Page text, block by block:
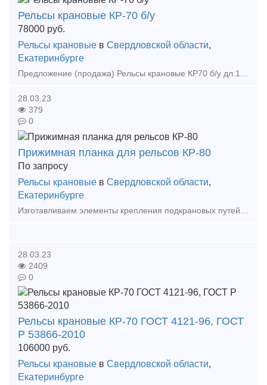
Рельсы крановые КР-70 б/у
78000 руб.
Рельсы крановые в Свердловской области,
Екатеринбурге
Предложение (продажа) Рельсы крановые КР70 б/у дл.10-11м со склада в Екатеринбурге Цена: 78000
28.03.23
379
0
Прижимная планка для рельсов КР-80
По запросу
Рельсы крановые в Свердловской области,
Екатеринбурге
28.03.23
2409
0
Рельсы крановые КР-70 ГОСТ 4121-96, ГОСТ
Р 53866-2010
106000 руб.
Рельсы крановые в Свердловской области,
Екатеринбурге